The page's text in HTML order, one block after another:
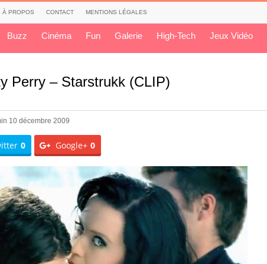
À PROPOS CONTACT MENTIONS LÉGALES
Buzz Cinéma Fun Galerie High-Tech Jeux Vidéo
Perry – Starstrukk (CLIP)
10 décembre 2009
0 Google+ 0